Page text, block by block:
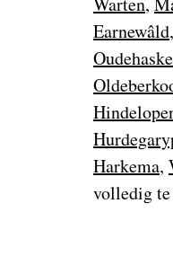
Earnewâld,
Oudehaske
Harkema,
volledig